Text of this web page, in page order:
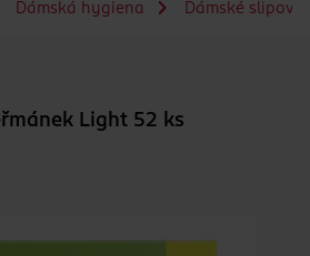
Dámská hygiena Dámské slipové
Light 52 ks